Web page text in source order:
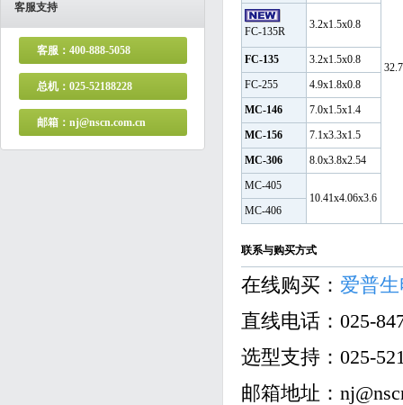
客服支持
客服：400-888-5058
总机：025-52188228
邮箱：nj@nscn.com.cn
FC-135R
3.2x1.5x0.8
FC-135
3.2x1.5x0.8
FC-255
4.9x1.8x0.8
MC-146
7.0x1.5x1.4
MC-156
7.1x3.3x1.5
MC-306
8.0x3.8x2.54
MC-405
10.41x4.06x3.6
MC-406
联系与购买方式
在线购买： 爱普
直线电话：025-
选型支持：025-
邮箱地址：